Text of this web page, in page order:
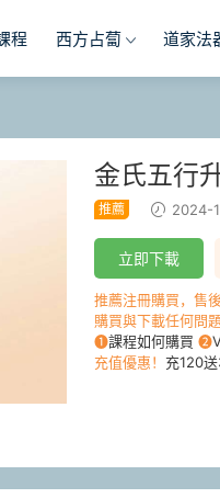
程 西方占蔔 道家法
金氏五行
推薦 2024-
立即下載
推薦注冊購買，售後
購買與下載任何問
❶課程如何購買 ❷
充值優惠！ 充120